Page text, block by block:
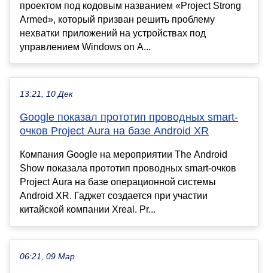
проектом под кодовым названием «Project Strong
Armed», который призван решить проблему
нехватки приложений на устройствах под
управлением Windows on A...
13:21, 10 Дек
Google показал прототип проводных smart-
очков Project Aura на базе Android XR
Компания Google на мероприятии The Android
Show показала прототип проводных smart-очков
Project Aura на базе операционной системы
Android XR. Гаджет создается при участии
китайской компании Xreal. Pr...
06:21, 09 Мар